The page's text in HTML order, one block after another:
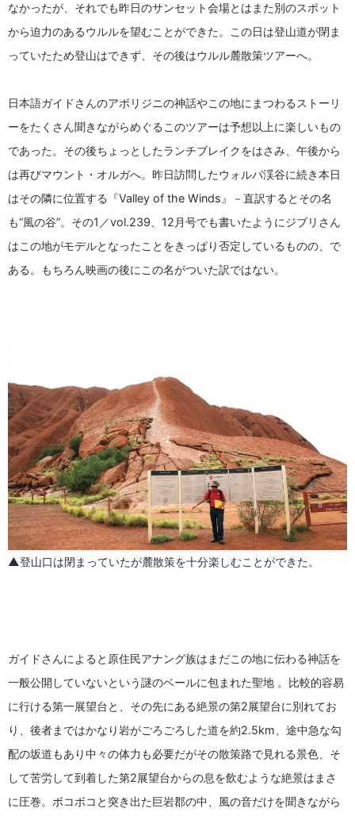
なかったが、それでも昨日のサンセット会場とはまた別のスポット
から迫力のあるウルルを望むことができた。この日は登山道が閉ま
っていたため登山はできず、その後はウルル麓散策ツアーへ。
日本語ガイドさんのアボリジニの神話やこの地にまつわるストーリ
ーをたくさん聞きながらめぐるこのツアーは予想以上に楽しいもの
であった。その後ちょっとしたランチブレイクをはさみ、午後から
は再びマウント・オルガへ。昨日訪問したウォルパ渓谷に続き本日
はその隣に位置する『Valley of the Winds』－直訳するとその名
も“風の谷”。その1／vol.239、12月号でも書いたようにジブリさん
はこの地がモデルとなったことをきっぱり否定しているものの、で
ある。もちろん映画の後にこの名がついた訳ではない。
▲登山口は閉まっていたが麓散策を十分楽しむことができた。
ガイドさんによると原住民アナング族はまだこの地に伝わる神話を
一般公開していないという謎のベールに包まれた聖地 。比較的容易
に行ける第一展望台と、その先にある絶景の第2展望台に別れてお
り、後者まではかなり岩がごろごろした道を約2.5km、途中急な勾
配の坂道もあり中々の体力も必要だがその散策路で見れる景色、そ
して苦労して到着した第2展望台からの息を飲むような絶景はまさ
に圧巻。ボコボコと突き出た巨岩郡の中、風の音だけを聞きながら